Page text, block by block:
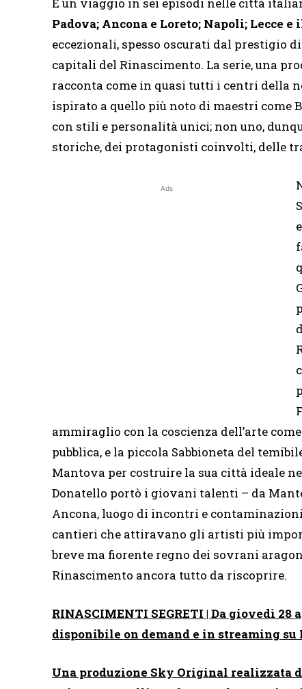
Padova; Ancona e Loreto; Napoli; Lecce e
eccezionali, spesso oscurati dal prestigio
capitali del Rinascimento. La serie, una
racconta come in quasi tutti i centri della
ispirato a quello più noto di maestri come
con stili e personalità unici; non uno,
storiche, dei protagonisti coinvolti, delle
Ads
ammiraglio con la coscienza dell’arte
pubblica, e la piccola Sabbioneta del
Mantova per costruire la sua città ideale
Donatello portò i giovani talenti – da
Ancona, luogo di incontri e
cantieri che attiravano gli artisti più
breve ma fiorente regno dei sovrani
Rinascimento ancora tutto da riscoprire.
RINASCIMENTI SEGRETI | Da giovedì
disponibile on demand e in streaming su
Una produzione Sky Original realizzata